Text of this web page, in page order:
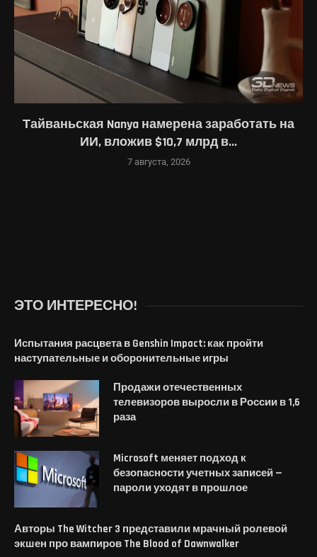
Тайваньская Nanya намерена заработать на
ИИ, вложив $10,7 млрд в...
7 августа, 2026
ЭТО ИНТЕРЕСНО!
Испытания расцвета в Genshin Impact: как пройти
наступательные и оборонительные игры
Продажи отечественных
телевизоров выросли в России в 1,6
раза
Microsoft меняет подход к
безопасности учетных записей —
пароли уходят в прошлое
Авторы The Witcher 3 представили мрачный ролевой
экшен про вампиров The Blood of Dawnwalker